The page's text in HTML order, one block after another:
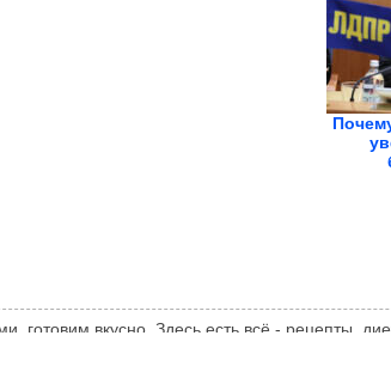
готовим вкусно. Здесь есть всё - рецепты,